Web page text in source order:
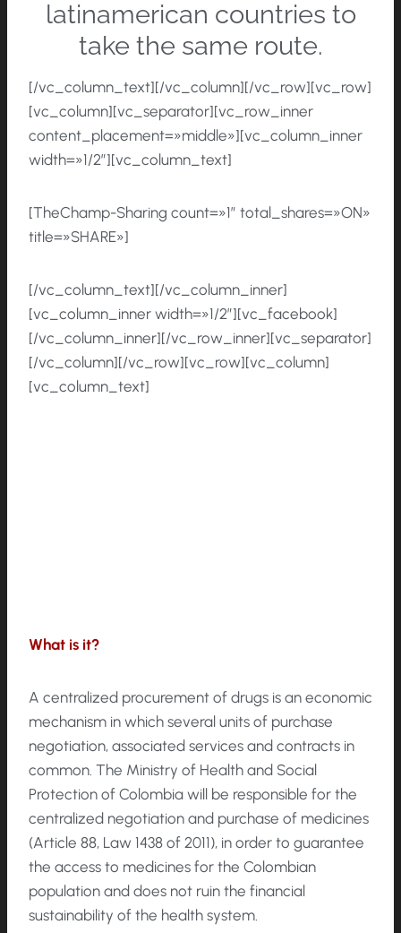
latinamerican countries to
take the same route.
[/vc_column_text][/vc_column][/vc_row][vc_row]
[vc_column][vc_separator][vc_row_inner
content_placement=»middle»][vc_column_inner
width=»1/2″][vc_column_text]
[TheChamp-Sharing count=»1″ total_shares=»ON»
title=»SHARE»]
[/vc_column_text][/vc_column_inner]
[vc_column_inner width=»1/2″][vc_facebook]
[/vc_column_inner][/vc_row_inner][vc_separator]
[/vc_column][/vc_row][vc_row][vc_column]
[vc_column_text]
What is it?
A centralized procurement of drugs is an economic
mechanism in which several units of purchase
negotiation, associated services and contracts in
common. The Ministry of Health and Social
Protection of Colombia will be responsible for the
centralized negotiation and purchase of medicines
(Article 88, Law 1438 of 2011), in order to guarantee
the access to medicines for the Colombian
population and does not ruin the financial
sustainability of the health system.